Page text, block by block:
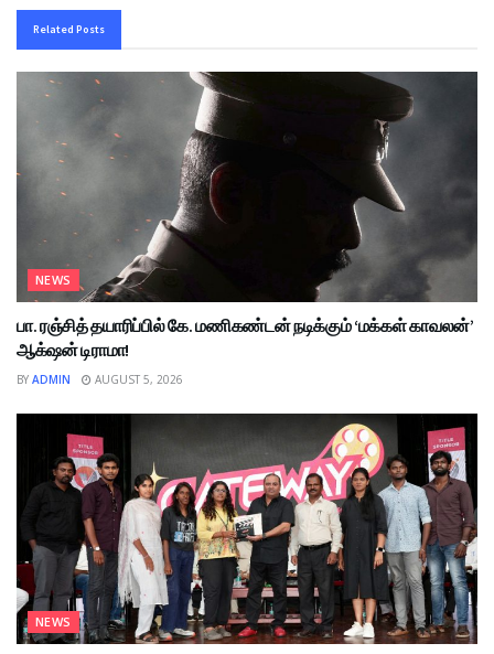
Related Posts
NEWS
பா. ரஞ்சித் தயாரிப்பில் கே. மணிகண்டன் நடிக்கும் ‘மக்கள் காவலன்’
ஆக்‌ஷன் டிராமா!
BY ADMIN AUGUST 5, 2026
NEWS